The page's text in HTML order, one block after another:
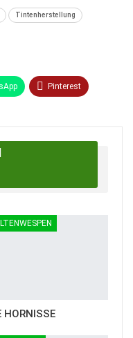
Tintenherstellung
Pinterest
HORNISSE